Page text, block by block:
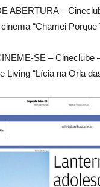
ABERTURA –
“Chamei Porque
SE – Cineclube
Living “Lícia na Orla